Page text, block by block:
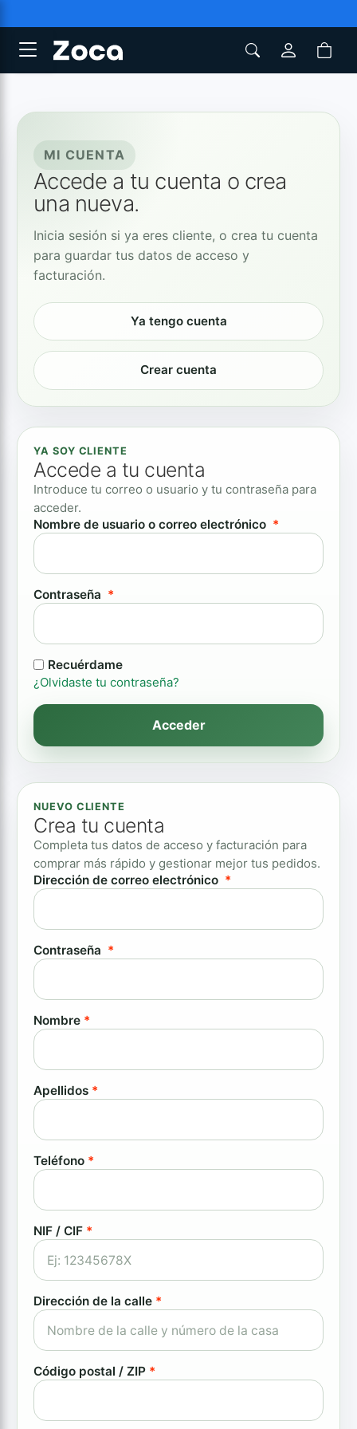
MI CUENTA
Accede a tu cuenta o crea
una nueva.
Inicia sesión si ya eres cliente, o crea tu cuenta
para guardar tus datos de acceso y
facturación.
Ya tengo cuenta
Crear cuenta
YA SOY CLIENTE
Accede a tu cuenta
Introduce tu correo o usuario y tu contraseña para
acceder.
Nombre de usuario o correo electrónico *
Contraseña *
Recuérdame
¿Olvidaste tu contraseña?
Acceder
NUEVO CLIENTE
Crea tu cuenta
Completa tus datos de acceso y facturación para
comprar más rápido y gestionar mejor tus pedidos.
Dirección de correo electrónico *
Contraseña *
Nombre *
Apellidos *
Teléfono *
NIF / CIF *
Dirección de la calle *
Código postal / ZIP *